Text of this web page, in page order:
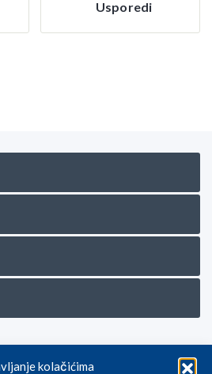
kolačićima
Usporedi